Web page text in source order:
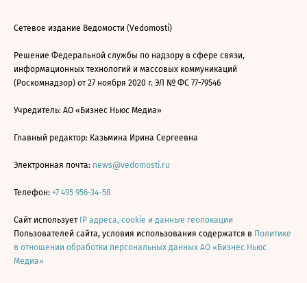
Сетевое издание Ведомости (Vedomosti)
Решение Федеральной службы по надзору в сфере связи,
информационных технологий и массовых коммуникаций
(Роскомнадзор) от 27 ноября 2020 г. ЭЛ № ФС 77-79546
Учредитель: АО «Бизнес Ньюс Медиа»
Главный редактор: Казьмина Ирина Сергеевна
Электронная почта: news@vedomosti.ru
Телефон: +7 495 956-34-58
Сайт использует IP адреса, cookie и данные геолокации
Пользователей сайта, условия использования содержатся в Политике
в отношении обработки персональных данных АО «Бизнес Ньюс
Медиа»